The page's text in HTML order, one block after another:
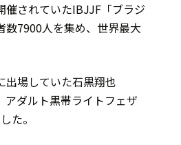
催されていたIBJJF「ブラジ
数7900人を集め、世界最大
出場していた石黒翔也
アダルト黒帯ライトフェザ
た。